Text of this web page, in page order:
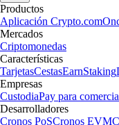
Productos
Aplicación Crypto.com
Mercados
Criptomonedas
Características
TarjetasCestasEarnStaking
Empresas
CustodiaPay para
Desarrolladores
Cronos PoSCronos EVM